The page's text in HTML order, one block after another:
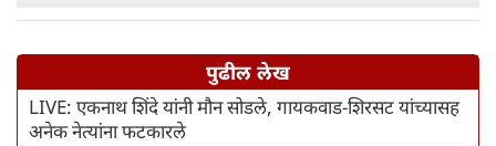
पुढील लेख
LIVE: एकनाथ शिंदे यांनी मौन सोडले, गायकवाड-शिरसट यांच्यासह
अनेक नेत्यांना फटकारले